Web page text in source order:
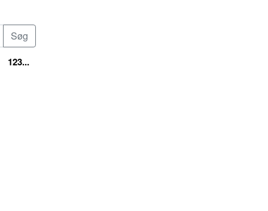
123...